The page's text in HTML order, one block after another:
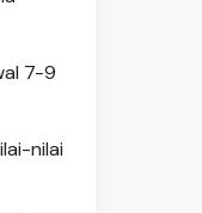
7-9
nilai